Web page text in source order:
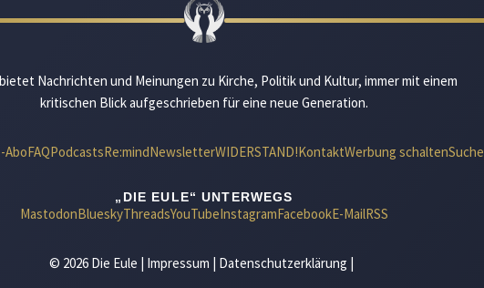
Nachrichten und Meinungen zu Kirche, Politik und Kultur, immer mit einem
kritischen Blick aufgeschrieben für eine neue Generation.
AboFAQPodcastsRe:mindNewsletterWIDERSTAND!KontaktWerbung schaltenSuche
„DIE EULE“ UNTERWEGS
MastodonBlueskyThreadsYouTubeInstagramFacebookE-MailRSS
© 2026 Die Eule | Impressum Datenschutzerklärung